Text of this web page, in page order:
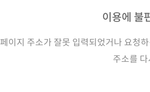
이용에 불
페이지 주소가 잘못 입력되었거나 요청
주소를